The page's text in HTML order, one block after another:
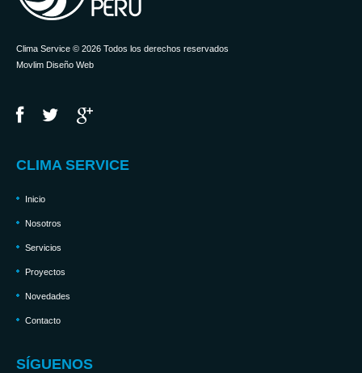
Clima Service © 2026 Todos los derechos reservados
Movlim Diseño Web
CLIMA SERVICE
Inicio
Nosotros
Servicios
Proyectos
Novedades
Contacto
SÍGUENOS